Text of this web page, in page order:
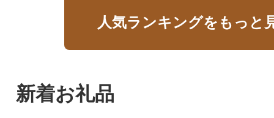
人気ランキングをもっと
新着お礼品